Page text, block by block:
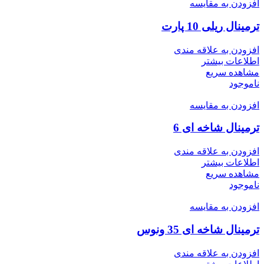
افزودن به مقایسه
ترمینال ریلی 10 پارت
افزودن به علاقه مندی
اطلاعات بیشتر
مشاهده سریع
ناموجود
افزودن به مقایسه
ترمینال شاخه ای 6
افزودن به علاقه مندی
اطلاعات بیشتر
مشاهده سریع
ناموجود
افزودن به مقایسه
ترمینال شاخه ای 35 ونوس
افزودن به علاقه مندی